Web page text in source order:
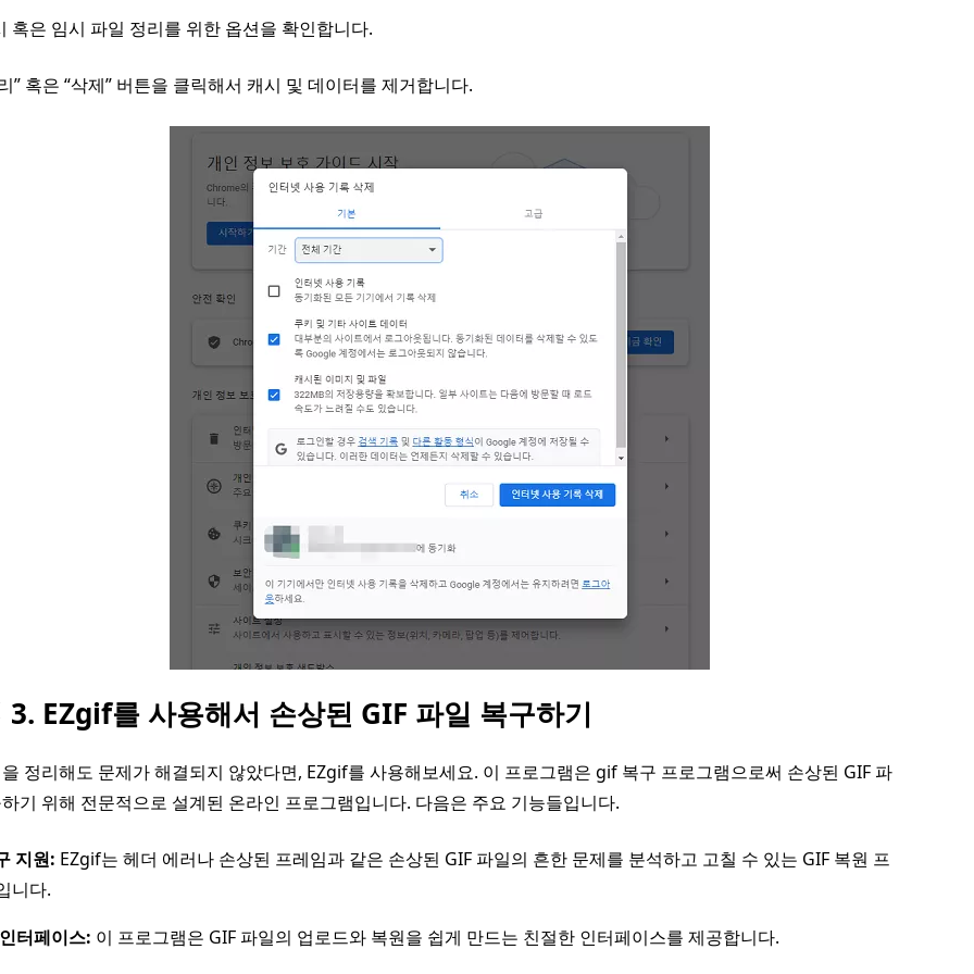
혹은 임시 파일 정리를 위한 옵션을 확인합니다.
” 혹은 “삭제” 버튼을 클릭해서 캐시 및 데이터를 제거합니다.
3. EZgif를 사용해서 손상된 GIF 파일 복구하기
정리해도 문제가 해결되지 않았다면, EZgif를 사용해보세요. 이 프로그램은 gif 복구 프로그램으로써 손상된 GIF 파
기 위해 전문적으로 설계된 온라인 프로그램입니다. 다음은 주요 기능들입니다.
지원: EZgif는 헤더 에러나 손상된 프레임과 같은 손상된 GIF 파일의 흔한 문제를 분석하고 고칠 수 있는 GIF 복원 프
니다.
터페이스: 이 프로그램은 GIF 파일의 업로드와 복원을 쉽게 만드는 친절한 인터페이스를 제공합니다.